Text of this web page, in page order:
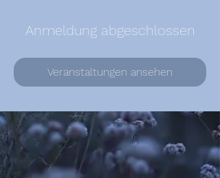
Anmeldung abgeschlossen
Veranstaltungen ansehen